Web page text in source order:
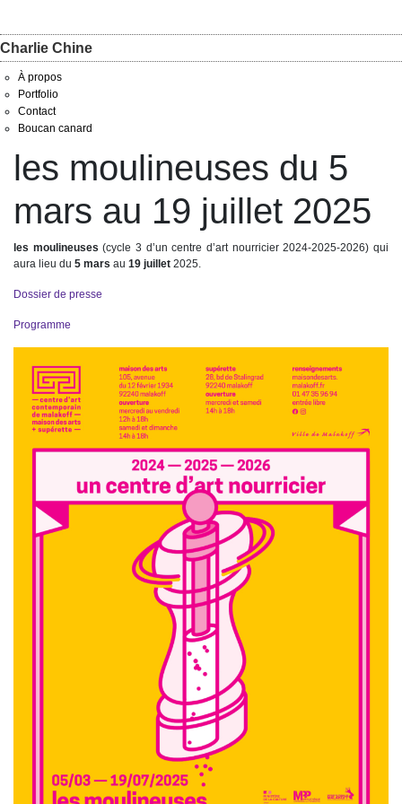
Charlie Chine
À propos
Portfolio
Contact
Boucan canard
les moulineuses du 5
mars au 19 juillet 2025
les moulineuses(cycle 3 d’un centre d’art nourricier 2024-2025-2026) qui
aura lieu du 5 mars au 19 juillet 2025.
Dossier de presse
Programme